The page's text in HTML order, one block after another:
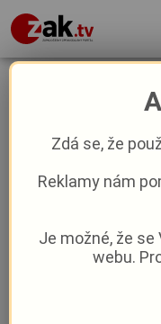
Černé vlaky
Express
Plzeň
Aktuality Doprava
Anna Raková –12. 5.
Zdá se, že
Reklamy nám
Je možné, že
webu.